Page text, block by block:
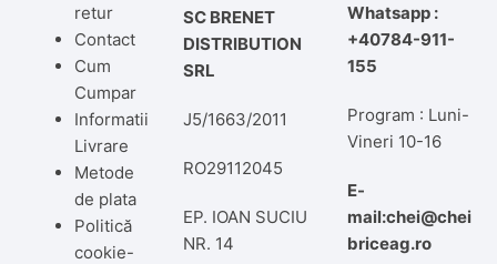
retur
Contact
Cum
Cumpar
Informatii
Livrare
Metode
de plata
Politică
cookie-
SC BRENET
DISTRIBUTION
SRL
J5/1663/2011
RO29112045
EP. IOAN SUCIU
NR. 14
Whatsapp :
+40784-911-
155
Program : Luni-
Vineri 10-16
E-
mail:chei@chei
briceag.ro